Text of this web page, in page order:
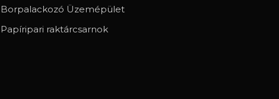
Borpalackozó Üzemépület
Papíripari raktárcsarnok